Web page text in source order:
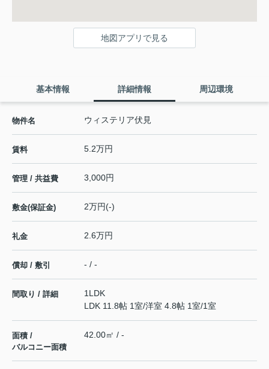
地図アプリで見る
基本情報 詳細情報 周辺環境
物件名 ウィステリア伏見
賃料 5.2万円
管理 / 共益費 3,000円
敷金(保証金) 2万円(-)
礼金 2.6万円
償却 / 敷引 - / -
間取り / 詳細
1LDK
LDK 11.8帖 1室/洋室 4.8帖 1室/1室
面積 /
バルコニー面積
42.00㎡ / -